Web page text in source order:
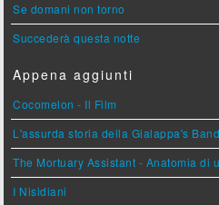
Se domani non torno
Succederà questa notte
Appena aggiunti
Cocomelon - Il Film
L'assurda storia della Gialappa's Band
The Mortuary Assistant - Anatomia di
I Nisidiani